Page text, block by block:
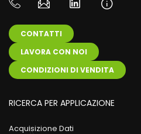
CONTATTI
LAVORA CON NOI
CONDIZIONI DI VENDITA
RICERCA PER APPLICAZIONE
Acquisizione Dati